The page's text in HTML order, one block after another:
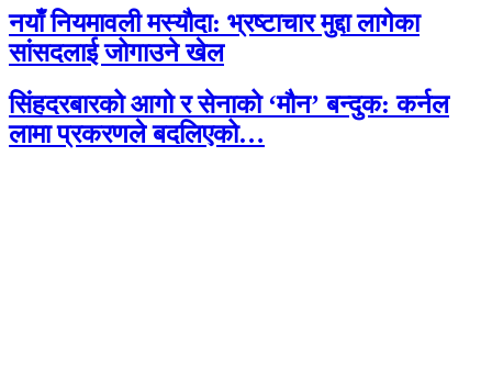
नयाँ नियमावली मस्यौदा: भ्रष्टाचार मुद्दा लागेका
सांसदलाई जोगाउने खेल
सिंहदरबारको आगो र सेनाको ‘मौन’ बन्दुक: कर्नल
लामा प्रकरणले बदलिएको…